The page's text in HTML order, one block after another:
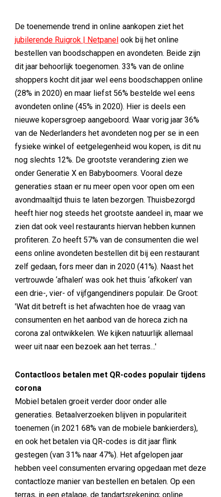
De toenemende trend in online aankopen ziet het
jubilerende Ruigrok | Netpanel ook bij het online
bestellen van boodschappen en avondeten. Beide zijn
dit jaar behoorlijk toegenomen. 33% van de online
shoppers kocht dit jaar wel eens boodschappen online
(28% in 2020) en maar liefst 56% bestelde wel eens
avondeten online (45% in 2020). Hier is deels een
nieuwe kopersgroep aangeboord. Waar vorig jaar 36%
van de Nederlanders het avondeten nog per se in een
fysieke winkel of eetgelegenheid wou kopen, is dit nu
nog slechts 12%. De grootste verandering zien we
onder Generatie X en Babyboomers. Vooral deze
generaties staan er nu meer open voor open om een
avondmaaltijd thuis te laten bezorgen. Thuisbezorgd
heeft hier nog steeds het grootste aandeel in, maar we
zien dat ook veel restaurants hiervan hebben kunnen
profiteren. Zo heeft 57% van de consumenten die wel
eens online avondeten bestellen dit bij een restaurant
zelf gedaan, fors meer dan in 2020 (41%). Naast het
vertrouwde ‘afhalen’ was ook het thuis ‘afkoken’ van
een drie-, vier- of vijfgangendiners populair. De Groot:
'Wat dit betreft is het afwachten hoe de vraag van
consumenten en het aanbod van de horeca zich na
corona zal ontwikkelen. We kijken natuurlijk allemaal
weer uit naar een bezoek aan het terras…'
Contactloos betalen met QR-codes populair tijdens
corona
Mobiel betalen groeit verder door onder alle
generaties. Betaalverzoeken blijven in populariteit
toenemen (in 2021 68% van de mobiele bankierders),
en ook het betalen via QR-codes is dit jaar flink
gestegen (van 31% naar 47%). Het afgelopen jaar
hebben veel consumenten ervaring opgedaan met deze
contactloze manier van bestellen en betalen. Op een
terras, in een etalage, de tandartsrekening; online